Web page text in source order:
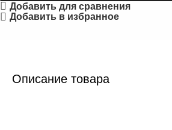
Добавить для сравнения
Добавить в избранное
Описание товара